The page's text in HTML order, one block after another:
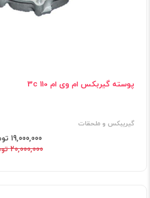
پوسته گیربکس ام وی ام 110 3c
گیریبکس و ملحقات
19,000,000 تومان
20,000,000 تومان